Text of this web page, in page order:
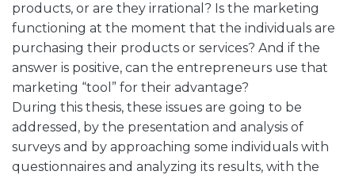
products, or are they irrational? Is the marketing
functioning at the moment that the individuals are
purchasing their products or services? And if the
answer is positive, can the entrepreneurs use that
marketing “tool” for their advantage?
During this thesis, these issues are going to be
addressed, by the presentation and analysis of
surveys and by approaching some individuals with
questionnaires and analyzing its results, with the